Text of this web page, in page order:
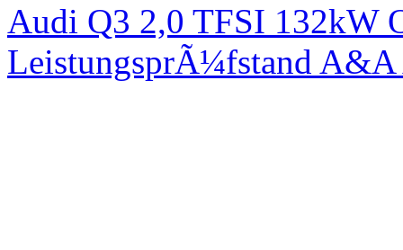
Audi Q3 2,0 TFSI 132kW
LeistungsprÃ¼fstand